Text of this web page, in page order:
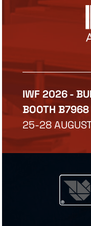
IWF 2026 -
BOOTH B7968
25-28